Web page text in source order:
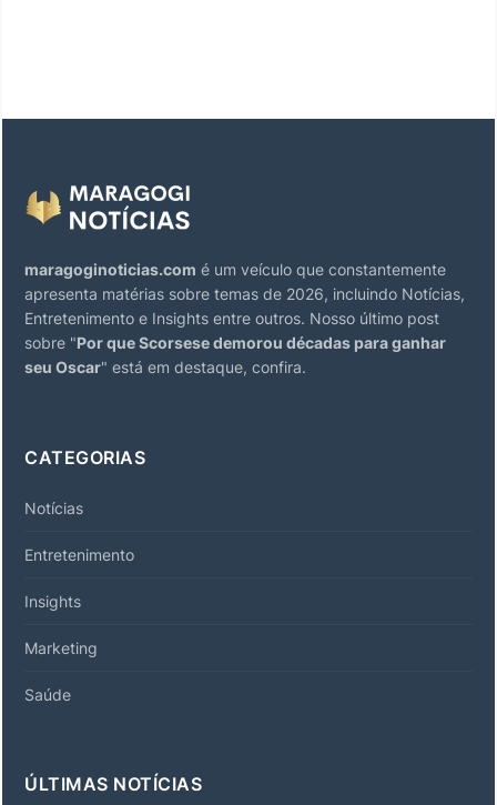
maragoginoticias.com é um veículo que constantemente
apresenta matérias sobre temas de 2026, incluindo Notícias,
Entretenimento e Insights entre outros. Nosso último post
sobre "Por que Scorsese demorou décadas para ganhar
seu Oscar" está em destaque, confira.
CATEGORIAS
Notícias
Entretenimento
Insights
Marketing
Saúde
ÚLTIMAS NOTÍCIAS